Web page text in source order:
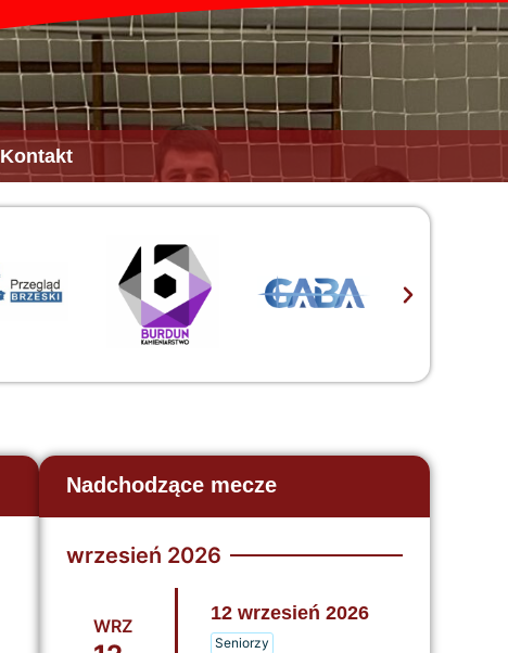
Kontakt
Nadchodzące mecze
wrzesień 2026
WRZ
12 wrzesień 2026
Seniorzy